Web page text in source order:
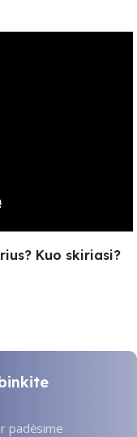
Kuo skiriasi?
padėsime